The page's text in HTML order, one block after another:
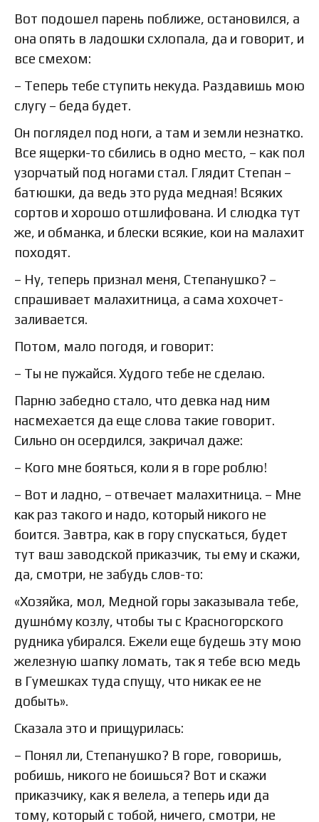
Вот подошел парень поближе, остановился, а
она опять в ладошки схлопала, да и говорит, и
все смехом:
– Теперь тебе ступить некуда. Раздавишь мою
слугу – беда будет.
Он поглядел под ноги, а там и земли незнатко.
Все ящерки-то сбились в одно место, – как пол
узорчатый под ногами стал. Глядит Степан –
батюшки, да ведь это руда медная! Всяких
сортов и хорошо отшлифована. И слюдка тут
же, и обманка, и блески всякие, кои на малахит
походят.
– Ну, теперь признал меня, Степанушко? –
спрашивает малахитница, а сама хохочет-
заливается.
Потом, мало погодя, и говорит:
– Ты не пужайся. Худого тебе не сделаю.
Парню забедно стало, что девка над ним
насмехается да еще слова такие говорит.
Сильно он осердился, закричал даже:
– Кого мне бояться, коли я в горе роблю!
– Вот и ладно, – отвечает малахитница. – Мне
как раз такого и надо, который никого не
боится. Завтра, как в гору спускаться, будет
тут ваш заводской приказчик, ты ему и скажи,
да, смотри, не забудь слов-то:
«Хозяйка, мол, Медной горы заказывала тебе,
душно́му козлу, чтобы ты с Красногорского
рудника убирался. Ежели еще будешь эту мою
железную шапку ломать, так я тебе всю медь
в Гумешках туда спущу, что никак ее не
добыть».
Сказала это и прищурилась:
– Понял ли, Степанушко? В горе, говоришь,
робишь, никого не боишься? Вот и скажи
приказчику, как я велела, а теперь иди да
тому, который с тобой, ничего, смотри, не